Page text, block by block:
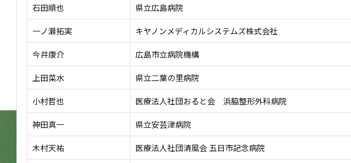
石田順也
県立広島病院
一ノ瀬拓実
キヤノンメディカルシステムズ株式会社
今井康介
広島市立病院機構
上田菜水
県立二葉の里病院
小村哲也
医療法人社団おると会 浜脇整形外科病院
神田真一
県立安芸津病院
木村天祐
医療法人社団清風会 五日市記念病院